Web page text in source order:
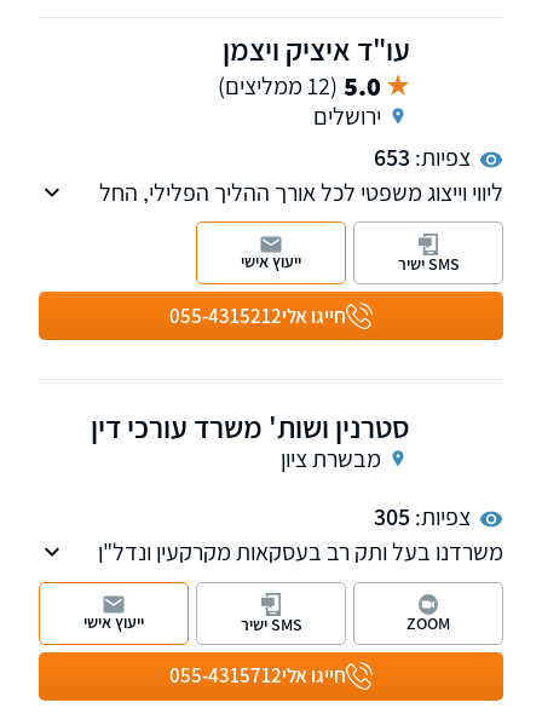
עו"ד איציק ויצמן
5.0 (12 ממליצים)
ירושלים
צפיות: 653
ליווי וייצוג משפטי לכל אורך ההליך הפלילי, החל
מהשלבים הראשוניים של החקירה, דרך הליכי
ביניים כגון מעצרים וצווים מגבילים, ועד לייצוג בבתי
המשפט ובערכאות השונות.
חייגו אלי055-4315212
SMS ישיר ייעוץ אישי
סטרנין ושות' משרד עורכי דין
מבשרת ציון
צפיות:305
משרדנו בעל ותק רב בעסקאות מקרקעין ונדל"ן
ומקרקעין באופן רחב בכל היבט של התחום, כולל
מיסוי מקרקעין, עסקאות מכר, תכנון וביצוע עסקאות
מורכבות ליווי משפטי צמוד לכל שלב בתהליך. אנו
מחויבים לתת ללקוחותינו את השירות המקצועי
והאיכותי ביותר, תוך תשומת לב לפרטים הקטנים
חייגו אלי055-4315712
ZOOM SMS ישיר ייעוץ אישי